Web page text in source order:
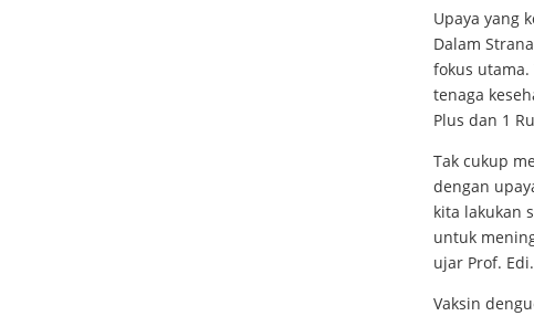
Upaya yang
Dalam
fokus
tenaga
Plus dan 1
Tak cukup
dengan
kita lakukan
untuk
ujar Prof. Edi.
Vaksin